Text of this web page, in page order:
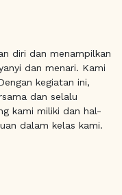
diri dan menampilkan
dan menari. Kami
kegiatan ini,
dan selalu
kami miliki dan hal-
dalam kelas kami.